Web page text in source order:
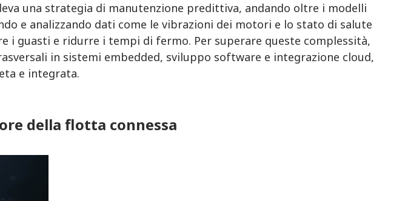
una strategia di manutenzione predittiva, andando oltre i modelli
e analizzando dati come le vibrazioni dei motori e lo stato di salute
i guasti e ridurre i tempi di fermo. Per superare queste complessità,
in sistemi embedded, sviluppo software e integrazione cloud,
e integrata.
della flotta connessa